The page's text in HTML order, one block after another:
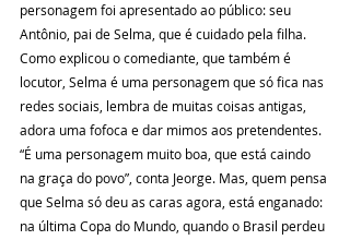
personagem foi apresentado ao público: seu
Antônio, pai de Selma, que é cuidado pela filha.
Como explicou o comediante, que também é
locutor, Selma é uma personagem que só fica nas
redes sociais, lembra de muitas coisas antigas,
adora uma fofoca e dar mimos aos pretendentes.
“É uma personagem muito boa, que está caindo
na graça do povo”, conta Jeorge. Mas, quem pensa
que Selma só deu as caras agora, está enganado:
na última Copa do Mundo, quando o Brasil perdeu